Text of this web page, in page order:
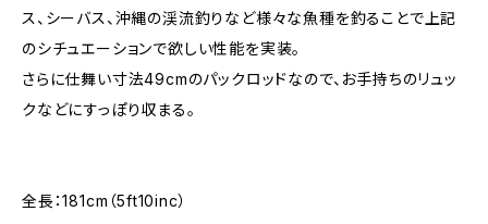
ス、シーバス、沖縄の渓流釣りなど様々な魚種を釣ることで上記
のシチュエーションで欲しい性能を実装。
さらに仕舞い寸法49cmのパックロッドなので、お手持ちのリュッ
クなどにすっぽり収まる。
全長：181cm（5ft10inc）